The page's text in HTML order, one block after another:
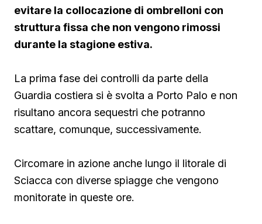
evitare la collocazione di ombrelloni con
struttura fissa che non vengono rimossi
durante la stagione estiva.
La prima fase dei controlli da parte della
Guardia costiera si è svolta a Porto Palo e non
risultano ancora sequestri che potranno
scattare, comunque, successivamente.
Circomare in azione anche lungo il litorale di
Sciacca con diverse spiagge che vengono
monitorate in queste ore.